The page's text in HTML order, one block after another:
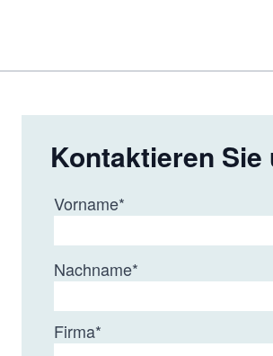
Kontaktieren Sie
Vorname*
Nachname*
Firma*